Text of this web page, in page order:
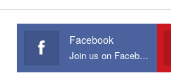
Facebook
Join us on Facebook